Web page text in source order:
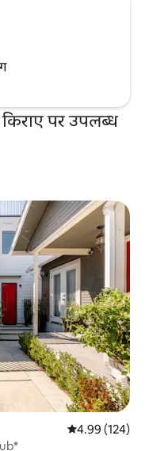
पर उपलब्ध
औसत रेटिंग 5 में से
4.99 (124)